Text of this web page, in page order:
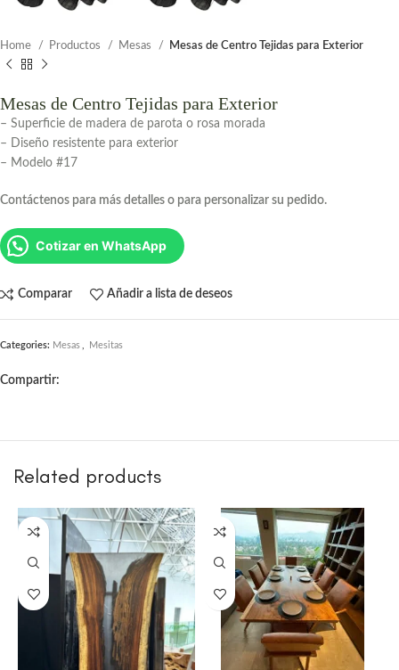
Home Productos Mesas Mesas de Centro Tejidas para Exterior
Mesas de Centro Tejidas para Exterior
– Superficie de madera de parota o rosa morada
– Diseño resistente para exterior
– Modelo #17
Contáctenos para más detalles o para personalizar su pedido.
Cotizar en WhatsApp
Comparar Añadir a lista de deseos
Categories: Mesas Mesitas
Compartir:
Related products